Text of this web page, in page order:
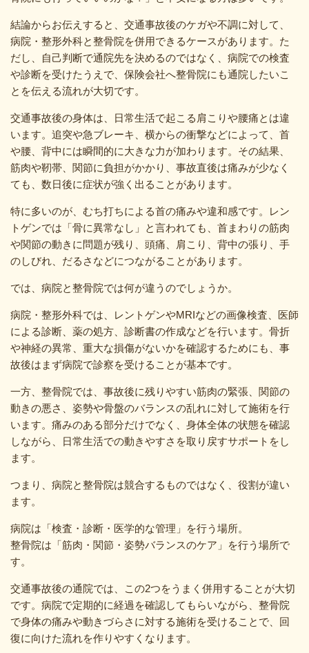
結論からお伝えすると、交通事故後のケガや不調に対して、
病院・整形外科と整骨院を併用できるケースがあります。た
だし、自己判断で通院先を決めるのではなく、病院での検査
や診断を受けたうえで、保険会社へ整骨院にも通院したいこ
とを伝える流れが大切です。
交通事故後の身体は、日常生活で起こる肩こりや腰痛とは違
います。追突や急ブレーキ、横からの衝撃などによって、首
や腰、背中には瞬間的に大きな力が加わります。その結果、
筋肉や靭帯、関節に負担がかかり、事故直後は痛みが少なく
ても、数日後に症状が強く出ることがあります。
特に多いのが、むち打ちによる首の痛みや違和感です。レン
トゲンでは「骨に異常なし」と言われても、首まわりの筋肉
や関節の動きに問題が残り、頭痛、肩こり、背中の張り、手
のしびれ、だるさなどにつながることがあります。
では、病院と整骨院では何が違うのでしょうか。
病院・整形外科では、レントゲンやMRIなどの画像検査、医師
による診断、薬の処方、診断書の作成などを行います。骨折
や神経の異常、重大な損傷がないかを確認するためにも、事
故後はまず病院で診察を受けることが基本です。
一方、整骨院では、事故後に残りやすい筋肉の緊張、関節の
動きの悪さ、姿勢や骨盤のバランスの乱れに対して施術を行
います。痛みのある部分だけでなく、身体全体の状態を確認
しながら、日常生活での動きやすさを取り戻すサポートをし
ます。
つまり、病院と整骨院は競合するものではなく、役割が違い
ます。
病院は「検査・診断・医学的な管理」を行う場所。
整骨院は「筋肉・関節・姿勢バランスのケア」を行う場所で
す。
交通事故後の通院では、この2つをうまく併用することが大切
です。病院で定期的に経過を確認してもらいながら、整骨院
で身体の痛みや動きづらさに対する施術を受けることで、回
復に向けた流れを作りやすくなります。